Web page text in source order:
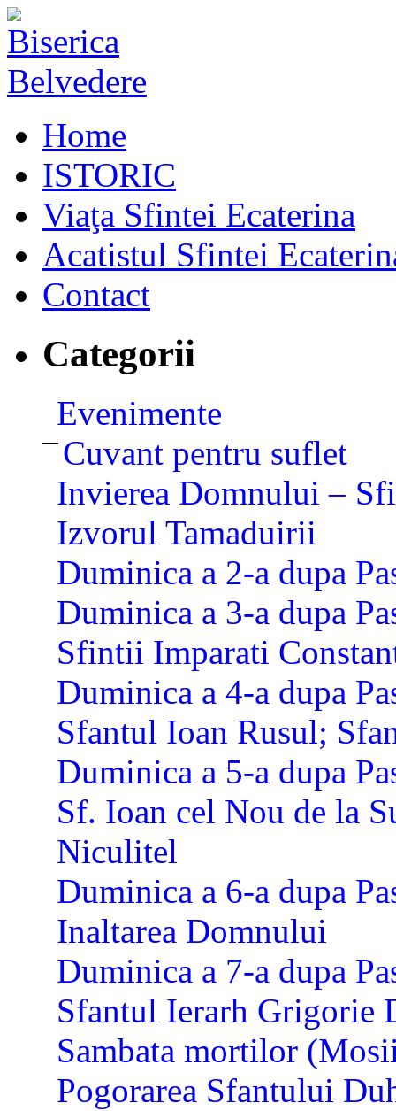
Home
ISTORIC
Viaţa Sfintei Ecaterina
Acatistul Sfintei
Contact
Categorii
Evenimente
— Cuvant pentru suflet
Invierea Domnului –
Izvorul Tamaduirii
Duminica a 2-a dupa
Duminica a 3-a dupa
Sfintii Imparati
Duminica a 4-a dupa
Sfantul Ioan Rusul;
Duminica a 5-a dupa
Sf. Ioan cel Nou de la
Niculitel
Duminica a 6-a dupa
Inaltarea Domnului
Duminica a 7-a dupa
Sfantul Ierarh Grigorie
Sambata mortilor
Pogorarea Sfantului